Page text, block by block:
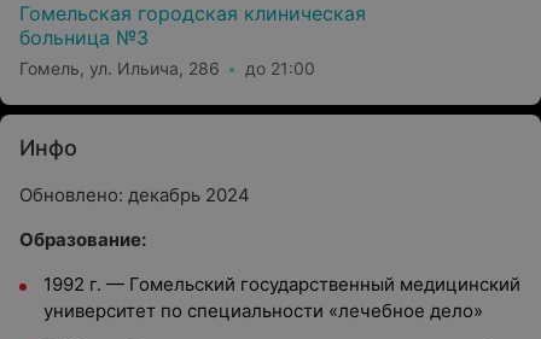
Гомельская городская клиническая
больница №3
Гомель, ул. Ильича, 286 до 21:00
Инфо
Обновлено: декабрь 2024
Образование:
1992 г. — Гомельский государственный медицинский
университет по специальности «лечебное дело»